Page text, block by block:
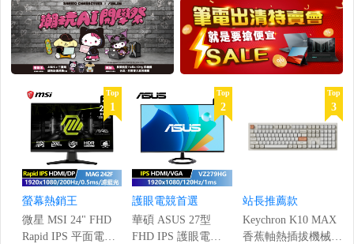
Top
1
螢幕熱銷王
微星 MSI 24" FHD
Rapid IPS 平面電競
Top
2
護眼電競首選
華碩 ASUS 27型
FHD IPS 護眼電競
Top
3
站長推薦款
Keychron K10 MAX
香蕉軸熱插拔機械鍵